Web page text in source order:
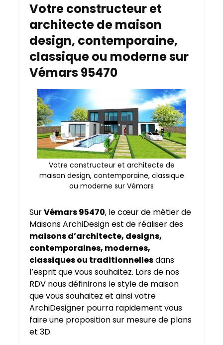
Votre constructeur et
architecte de maison
design, contemporaine,
classique ou moderne sur
Vémars 95470
Votre constructeur et architecte de
maison design, contemporaine, classique
ou moderne sur Vémars
SurVémars 95470, le cœur de métier de
Maisons ArchiDesign est de réaliser des
maisons d’architecte, designs,
contemporaines, modernes,
classiques ou traditionnellesdans
l’esprit que vous souhaitez. Lors de nos
RDV nous définirons le style de maison
que vous souhaitez et ainsi votre
ArchiDesigner pourra rapidement vous
faire une proposition sur mesure de plans
et 3D.